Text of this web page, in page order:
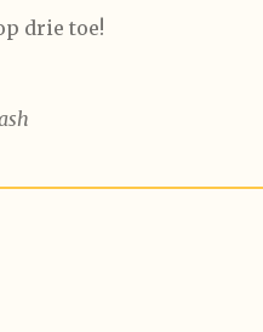
drie toe!